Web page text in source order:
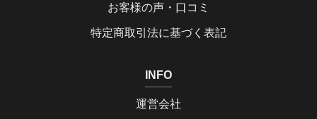
お客様の声・口コミ
特定商取引法に基づく表記
INFO
運営会社